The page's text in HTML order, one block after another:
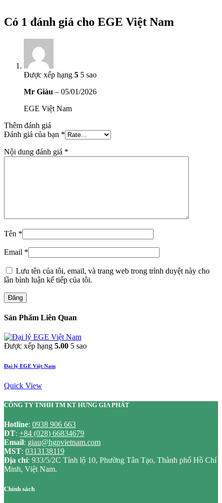
Có 1 đánh giá cho EGE Việt Nam
Được xếp hạng 5 5 sao
Mr Giàu – 05/01/2026
EGE Việt Nam
Thêm đánh giá
Đánh giá của bạn *
Nội dung đánh giá *
Tên *
Email *
Lưu tên của tôi, email, và trang web trong trình duyệt này cho
lần bình luận kế tiếp của tôi.
Đăng
Sản Phẩm Liên Quan
Được xếp hạng 5.00 5 sao
Đại lý EGE Việt Nam
Quick View
CÔNG TY TNHH TM KT HƯNG GIA PHÁT
Hotline: 0938 906 663
ĐT: +84 (028) 66834679
Email: giau@hgpvietnam.com
MST: 0313138119
Địa chỉ: 933/5/2C Tỉnh lộ 10, Phường Tân Tạo, Thành phố Hồ Chí
Minh, Việt Nam.
Chính sách